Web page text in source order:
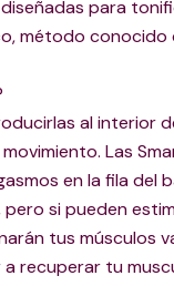
para
método conocido
al interior
Las
en la fila del
si pueden
tus músculos
a recuperar tu